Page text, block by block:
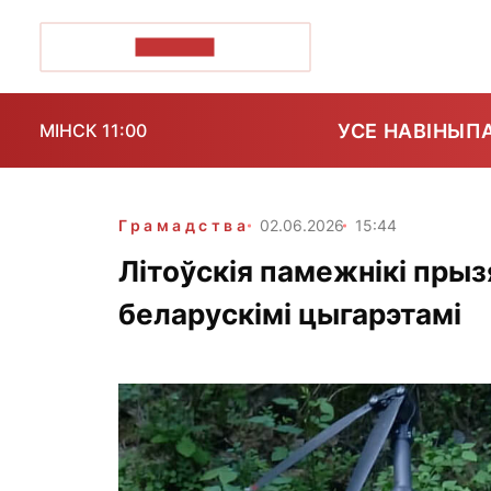
МІНСК 11:00 УСЕ НАВІНЫ
Грамадства 02.06.2026 15:44
Літоўскія памежнікі
беларускімі цыгарэтамі